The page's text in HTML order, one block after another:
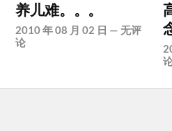
养儿难。。。
2010 年 08 月 02 日 —无评
论